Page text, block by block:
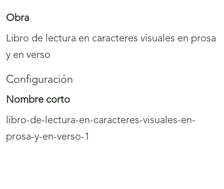
Obra
Libro de lectura en caracteres visuales en prosa
y en verso
Configuración
Nombre corto
libro-de-lectura-en-caracteres-visuales-en-
prosa-y-en-verso-1